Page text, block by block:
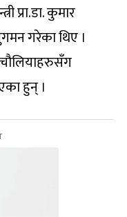
प्रा.डा. कुमार
गरेका थिए ।
हुन् ।